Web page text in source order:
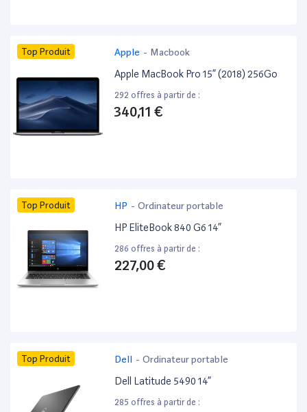
Top Produit Apple - Macbook
Apple MacBook Pro 15” (2018) 256Go
292 offres à partir de :
340,11 €
Top Produit HP - Ordinateur portable
HP EliteBook 840 G6 14”
286 offres à partir de :
227,00 €
Top Produit Dell - Ordinateur portable
Dell Latitude 5490 14”
285 offres à partir de :